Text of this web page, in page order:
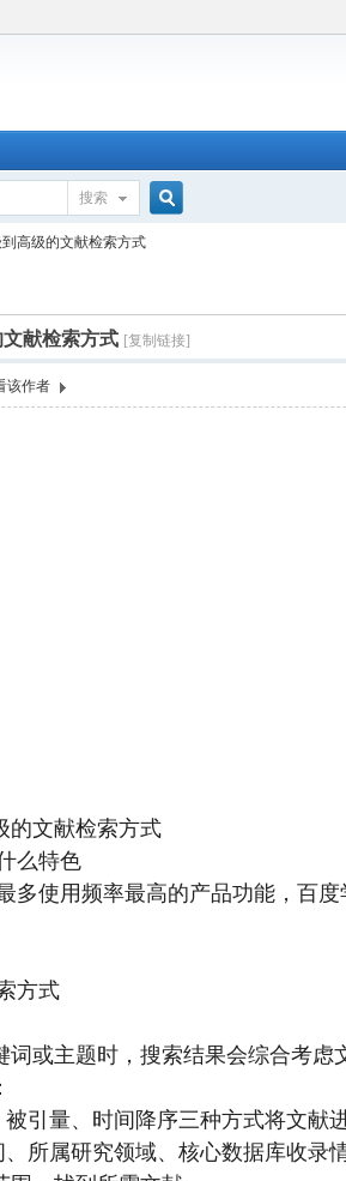
搜索
索
高级的文献检索方式
献检索方式 [复制链接]
该作者
的文献检索方式
么特色
多使用频率最高的产品功能，百
方式
词或主题时，搜索结果会综合考
引量、时间降序三种方式将文献
所属研究领域、核心数据库收